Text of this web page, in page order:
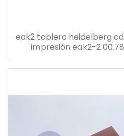
eak2 tablero heidelberg
impresión eak2-2